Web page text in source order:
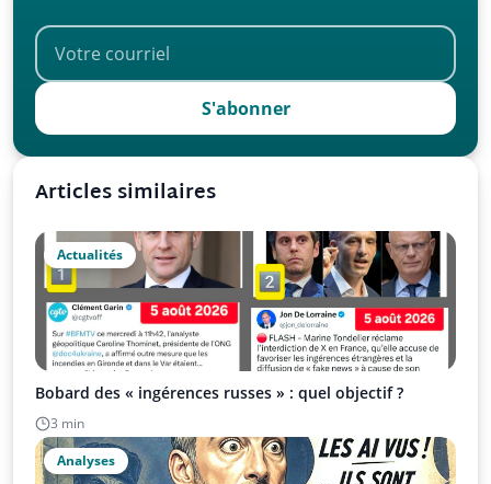
S'abonner
Articles similaires
Actualités
Bobard des « ingérences russes » : quel objectif ?
3 min
Analyses